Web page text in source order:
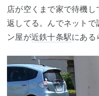
店が空くまで家で待機
返してる。んでネットで
ン屋が近鉄十条駅にある